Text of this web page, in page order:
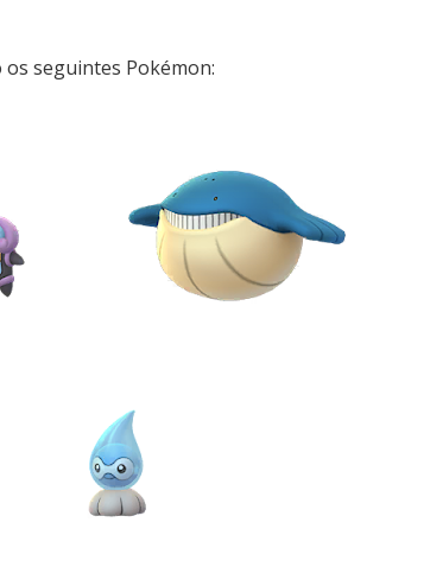
seguintes Pokémon: